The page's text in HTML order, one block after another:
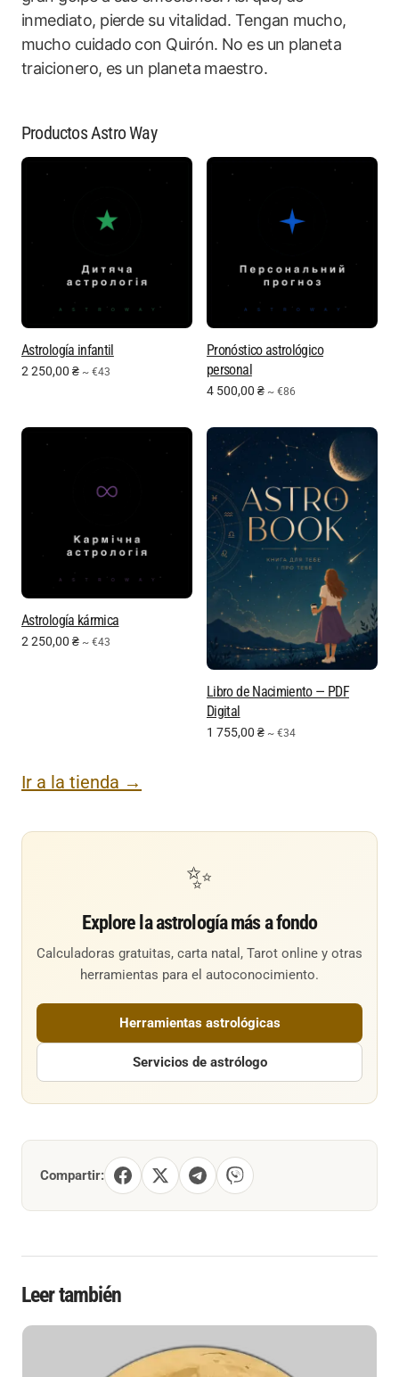
inmediato, pierde su vitalidad. Tengan mucho,
mucho cuidado con Quirón. No es un planeta
traicionero, es un planeta maestro.
Productos Astro Way
Astrología infantil
2 250,00 ₴ ~ €43
Pronóstico astrológico
personal
4 500,00 ₴ ~ €86
Astrología kármica
2 250,00 ₴ ~ €43
Libro de Nacimiento — PDF
Digital
1 755,00 ₴ ~ €34
Ir a la tienda →
✨
Explore la astrología más a fondo
Calculadoras gratuitas, carta natal, Tarot online y otras
herramientas para el autoconocimiento.
Herramientas astrológicas
Servicios de astrólogo
Compartir:
Leer también